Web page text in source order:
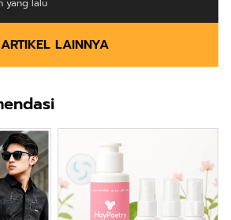
yang lalu
ARTIKEL LAINNYA